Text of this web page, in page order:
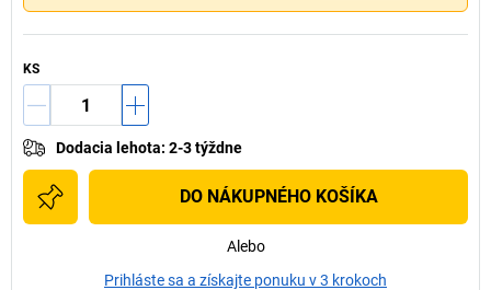
KS
Dodacia lehota: 2-3 týždne
DO NÁKUPNÉHO KOŠÍKA
Alebo
Prihláste sa a získajte ponuku v 3 krokoch